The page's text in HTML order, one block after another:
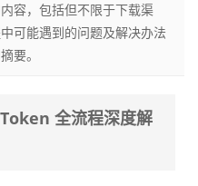
容，包括但不限于下载渠
可能遇到的问题及解决办法
要。
全流程深度解